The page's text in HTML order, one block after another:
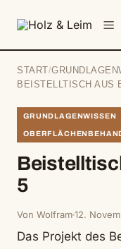
START /
BEISTELLTISCH AUS
GRUNDLAGENWISSEN
5
Von Wolfram12.
Das Projekt des